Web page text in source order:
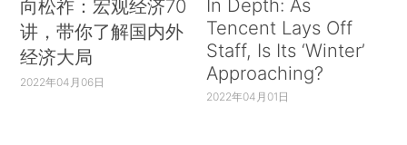
向松祚：宏观经济70
讲，带你了解国内外
经济大局
2022年04月06日
In Depth: As
Tencent Lays Off
Staff, Is Its ‘Winter’
Approaching?
2022年04月01日